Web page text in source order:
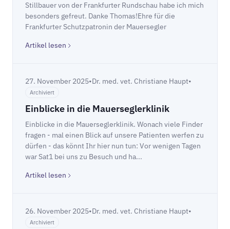
Stillbauer von der Frankfurter Rundschau habe ich mich
besonders gefreut. Danke Thomas!Ehre für die
Frankfurter Schutzpatronin der Mauersegler
Artikel lesen
27. November 2025•Dr. med. vet. Christiane Haupt•
Archiviert
Einblicke in die Mauerseglerklinik
Einblicke in die Mauerseglerklinik. Wonach viele Finder
fragen - mal einen Blick auf unsere Patienten werfen zu
dürfen - das könnt Ihr hier nun tun: Vor wenigen Tagen
war Sat1 bei uns zu Besuch und ha...
Artikel lesen
26. November 2025•Dr. med. vet. Christiane Haupt•
Archiviert